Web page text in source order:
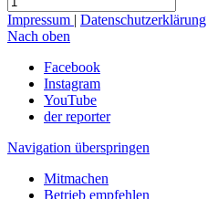
Impressum | Datenschutzerklärung
Nach oben
Facebook
Instagram
YouTube
der reporter
Navigation überspringen
Mitmachen
Betrieb empfehlen